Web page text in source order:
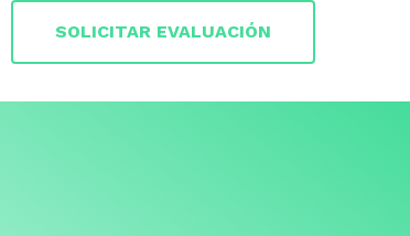
SOLICITAR EVALUACIÓN